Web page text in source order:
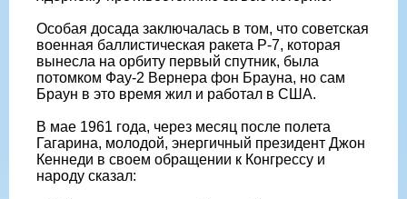
Особая досада заключалась в том, что советская
военная баллистическая ракета Р-7, которая
вынесла на орбиту первый спутник, была
потомком Фау-2 Вернера фон Брауна, но сам
Браун в это время жил и работал в США.
В мае 1961 года, через месяц после полета
Гагарина, молодой, энергичный президент Джон
Кеннеди в своем обращении к Конгрессу и
народу сказал: